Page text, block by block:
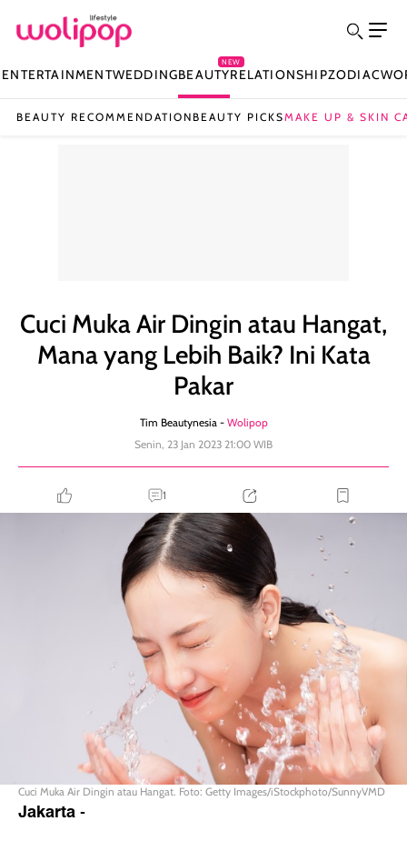
ENTERTAINMENTWEDDINGBEAUTY
NEW
RELATIONSHIPZODIAC
BEAUTY RECOMMENDATION BEAUTY PICKSMAKE UP & SKIN
Cuci Muka Air Dingin atau Hangat,
Mana yang Lebih Baik? Ini Kata
Pakar
Tim Beautynesia - Wolipop
Senin, 23 Jan 2023 21:00 WIB
1
Cuci Muka Air Dingin atau Hangat. Foto: Getty Images/iStockphoto/SunnyVMD
Jakarta-